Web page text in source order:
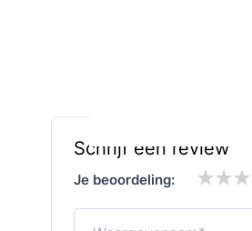
Schrijf een review
Je beoordeling: